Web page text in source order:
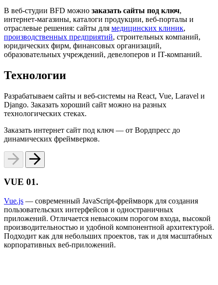
В веб-студии BFD можно заказать сайты под ключ,
интернет-магазины, каталоги продукции, веб-порталы и
отраслевые решения: сайты для медицинских клиник,
производственных предприятий, строительных компаний,
юридических фирм, финансовых организаций,
образовательных учреждений, девелоперов и IT-компаний.
Технологии
Разрабатываем сайты и веб-системы на React, Vue, Laravel и
Django. Заказать хороший сайт можно на разных
технологических стеках.
Заказать интернет сайт под ключ — от Вордпресс до
динамических фреймверков.
VUE 01.
Vue.js — современный JavaScript-фреймворк для создания
пользовательских интерфейсов и одностраничных
приложений. Отличается невысоким порогом входа, высокой
производительностью и удобной компонентной архитектурой.
Подходит как для небольших проектов, так и для масштабных
корпоративных веб-приложений.